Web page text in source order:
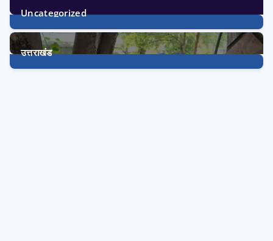
Uncategorized
1Post
उत्तराखंड